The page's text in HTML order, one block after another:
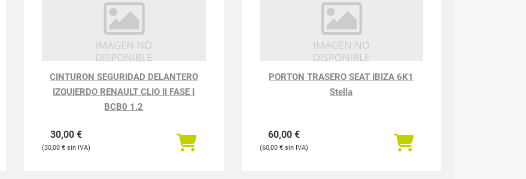
CINTURON SEGURIDAD DELANTERO
IZQUIERDO RENAULT CLIO II FASE I
BCB0 1.2
30,00€
30,00€
PORTON TRASERO SEAT IBIZA 6K1
Stella
60,00 €
60,00 €